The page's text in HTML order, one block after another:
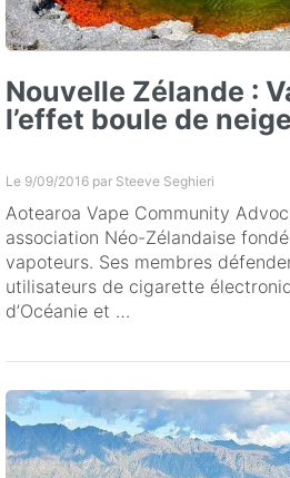
Nouvelle Zélande :
l’effet boule de neige
Le 9/09/2016 par Steeve Seghieri
Aotearoa Vape Community
association Néo-Zélandaise
vapoteurs. Ses membres
utilisateurs de cigarette
d’Océanie et …